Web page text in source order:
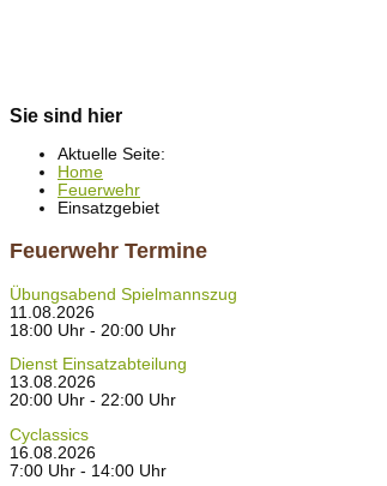
Sie sind hier
Aktuelle Seite:
Home
Feuerwehr
Einsatzgebiet
Feuerwehr Termine
Übungsabend Spielmannszug
11.08.2026
18:00 Uhr - 20:00 Uhr
Dienst Einsatzabteilung
13.08.2026
20:00 Uhr - 22:00 Uhr
Cyclassics
16.08.2026
7:00 Uhr - 14:00 Uhr